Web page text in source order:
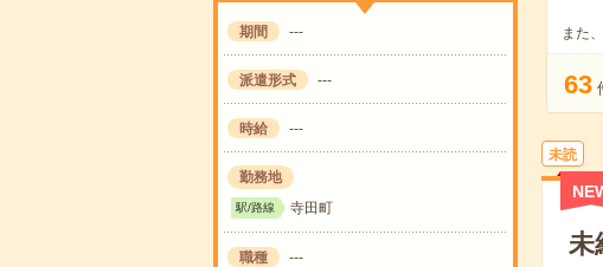
期間 ---
派遣形式 ---
時給 ---
勤務地
駅/路線 寺田町
職種 ---
また、
63
未読
未